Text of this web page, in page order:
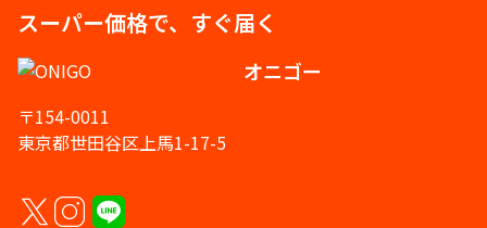
スーパー価格で、すぐ届く
オニゴー
〒154-0011
東京都世田谷区上馬1-17-5